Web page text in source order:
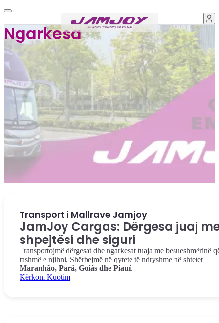
Ngarkesa
Transport i Mallrave Jamjoy
JamJoy Cargas: Dërgesa juaj
shpejtësi dhe siguri
Transportojmë dërgesat dhe ngarkesat tuaja me besueshmërinë
tashmë e njihni. Shërbejmë në qytete të ndryshme në shtetet
Maranhão, Pará, Goiás dhe Piauí.
Kërkoni Kuotim